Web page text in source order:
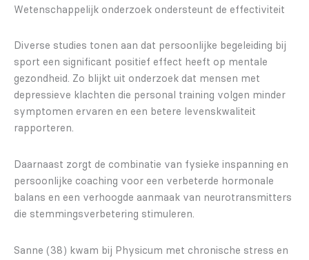
Wetenschappelijk onderzoek ondersteunt de effectiviteit
Diverse studies tonen aan dat persoonlijke begeleiding bij
sport een significant positief effect heeft op mentale
gezondheid. Zo blijkt uit onderzoek dat mensen met
depressieve klachten die personal training volgen minder
symptomen ervaren en een betere levenskwaliteit
rapporteren.
Daarnaast zorgt de combinatie van fysieke inspanning en
persoonlijke coaching voor een verbeterde hormonale
balans en een verhoogde aanmaak van neurotransmitters
die stemmingsverbetering stimuleren.
Sanne (38) kwam bij Physicum met chronische stress en